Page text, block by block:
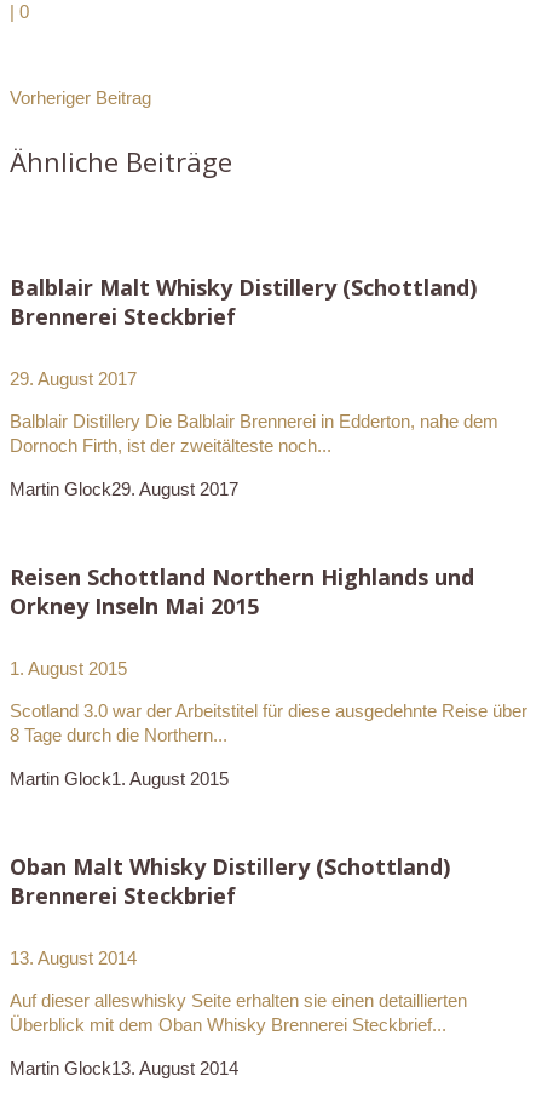
| 0
Vorheriger Beitrag
Ähnliche Beiträge
Balblair Malt Whisky Distillery (Schottland)
Brennerei Steckbrief
29. August 2017
Balblair Distillery Die Balblair Brennerei in Edderton, nahe dem
Dornoch Firth, ist der zweitälteste noch...
Martin Glock29. August 2017
Reisen Schottland Northern Highlands und
Orkney Inseln Mai 2015
1. August 2015
Scotland 3.0 war der Arbeitstitel für diese ausgedehnte Reise über
8 Tage durch die Northern...
Martin Glock1. August 2015
Oban Malt Whisky Distillery (Schottland)
Brennerei Steckbrief
13. August 2014
Auf dieser alleswhisky Seite erhalten sie einen detaillierten
Überblick mit dem Oban Whisky Brennerei Steckbrief...
Martin Glock13. August 2014